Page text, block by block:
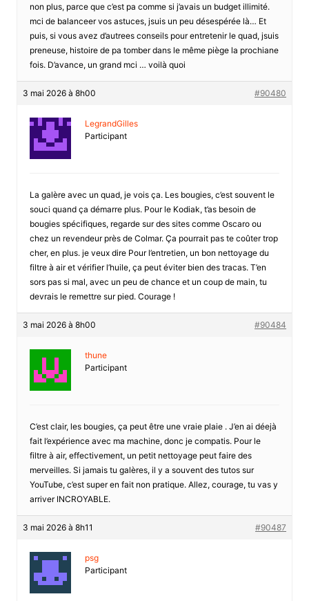
non plus, parce que c’est pa comme si j’avais un budget illimité.
mci de balanceer vos astuces, jsuis un peu désespérée là… Et
puis, si vous avez d’autrees conseils pour entretenir le quad, jsuis
preneuse, histoire de pa tomber dans le même piège la prochiane
fois. D’avance, un grand mci … voilà quoi
3 mai 2026 à 8h00 #90480
LegrandGilles
Participant
La galère avec un quad, je vois ça. Les bougies, c’est souvent le
souci quand ça démarre plus. Pour le Kodiak, t’as besoin de
bougies spécifiques, regarde sur des sites comme Oscaro ou
chez un revendeur près de Colmar. Ça pourrait pas te coûter trop
cher, en plus. je veux dire Pour l’entretien, un bon nettoyage du
filtre à air et vérifier l’huile, ça peut éviter bien des tracas. T’en
sors pas si mal, avec un peu de chance et un coup de main, tu
devrais le remettre sur pied. Courage !
3 mai 2026 à 8h00 #90484
thune
Participant
C’est clair, les bougies, ça peut être une vraie plaie . J’en ai déejà
fait l’expérience avec ma machine, donc je compatis. Pour le
filtre à air, effectivement, un petit nettoyage peut faire des
merveilles. Si jamais tu galères, il y a souvent des tutos sur
YouTube, c’est super en fait non pratique. Allez, courage, tu vas y
arriver INCROYABLE.
3 mai 2026 à 8h11 #90487
psg
Participant